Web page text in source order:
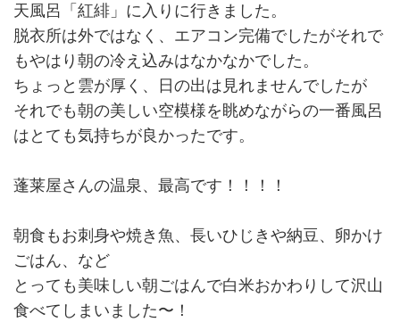
天風呂「紅緋」に入りに行きました。
脱衣所は外ではなく、エアコン完備でしたがそれで
もやはり朝の冷え込みはなかなかでした。
ちょっと雲が厚く、日の出は見れませんでしたが
それでも朝の美しい空模様を眺めながらの一番風呂
はとても気持ちが良かったです。
蓬莱屋さんの温泉、最高です！！！！
朝食もお刺身や焼き魚、長いひじきや納豆、卵かけ
ごはん、など
とっても美味しい朝ごはんで白米おかわりして沢山
食べてしまいました〜！